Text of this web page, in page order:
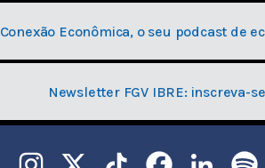
Conexão Econômica, o seu podcast de
Newsletter FGV IBRE: inscreva-